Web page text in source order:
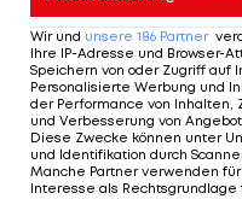
Wir und unsere 186 Partner
Ihre IP-Adresse und Browser-
Speichern von oder Zugriff auf
Personalisierte Werbung und
der Performance von Inhalten,
und Verbesserung von
Diese Zwecke können unter
und Identifikation durch
Manche Partner verwenden
Interesse als